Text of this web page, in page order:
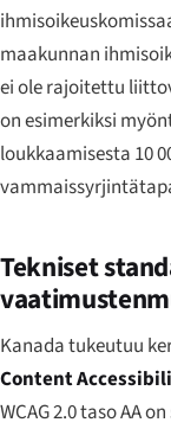
maakunnan
ei ole rajoitettu
on esimerkiksi
loukkaamisesta 10
Tekniset
Kanada tukeutuu
Content
WCAG 2.0 taso AA